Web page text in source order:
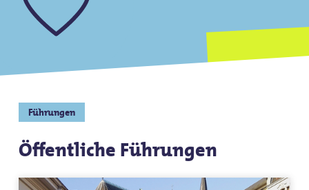
Führungen
ÖffentlicheFührungen